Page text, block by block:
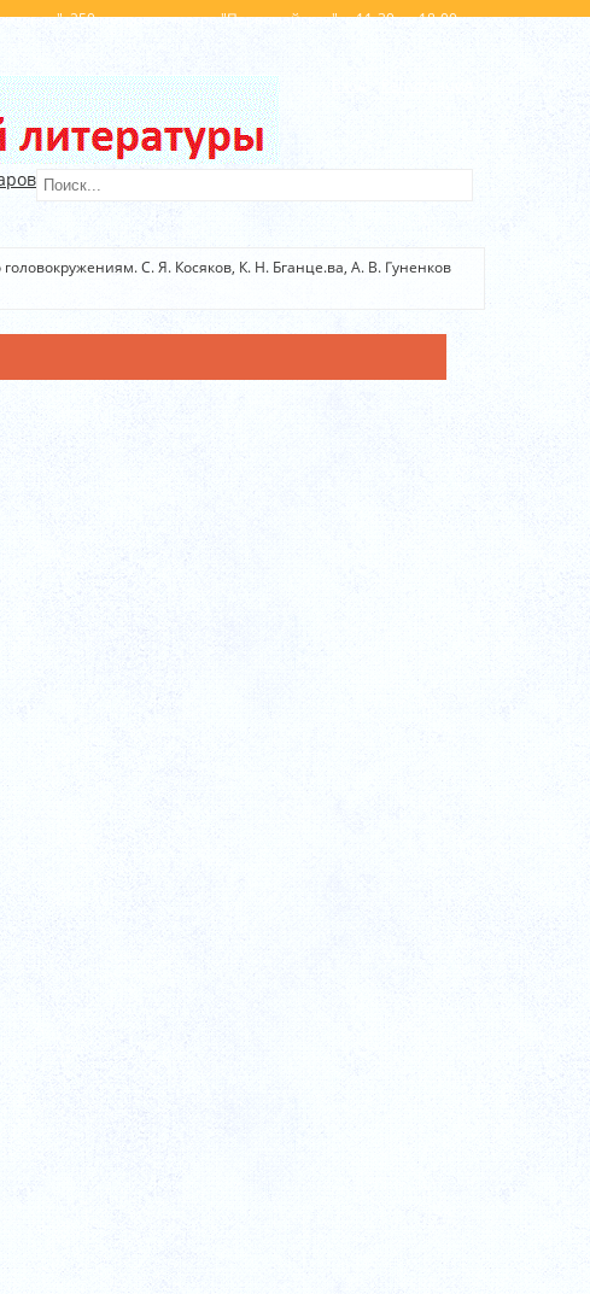
250 метров от метро "Первомайская". с 11-30 до 18-00
С. Я. Косяков, К. Н. Бганце.ва, А. В. Гуненков